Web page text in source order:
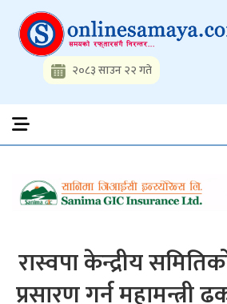
content
Onlinesamaya.com
Nepal News Portal, Business, Hot
Politics, Science, Technology, Social,
Watch, Movies
२०८३ साउन २२ गते
रास्वपा केन्द्रीय
प्रसारण गर्न महामन्त्री